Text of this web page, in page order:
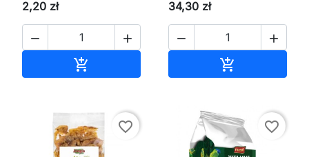
2,20 zł
 

34,30 zł
 

favorite_border favorite_border